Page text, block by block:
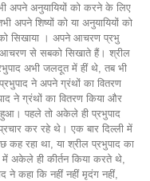
अपने अनुयायियों को करने के लिए
शिष्यों को या अनुयायियों को
सिखाया । अपने आचरण प्रभु
आचरण से सबको सिखाते हैं। श्रील
अभी जलदूत में हीं थे, तब भी
ने अपने ग्रंथों का वितरण
ने ग्रंथों का वितरण किया और
हुआ। पहले तो अकेले ही प्रभुपाद
कर रहे थे। एक बार दिल्ली में
रहा था, या श्रील प्रभुपाद का
में अकेले ही कीर्तन किया करते थे,
कहा कि नहीं नहीं मृदंग नहीं,